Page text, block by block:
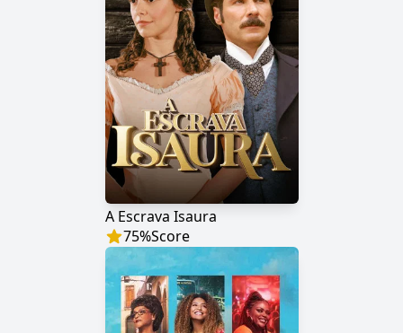
A Escrava Isaura
75%Score